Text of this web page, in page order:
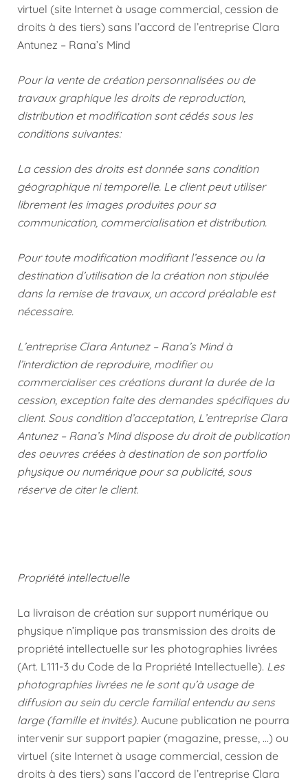
virtuel (site Internet à usage commercial, cession de
droits à des tiers) sans l’accord de l’entreprise Clara
Antunez – Rana’s Mind
Pour la vente de création personnalisées ou de
travaux graphique les droits de reproduction,
distribution et modification sont cédés sous les
conditions suivantes:
La cession des droits est donnée sans condition
géographique ni temporelle. Le client peut utiliser
librement les images produites pour sa
communication, commercialisation et distribution.
Pour toute modification modifiant l’essence ou la
destination d’utilisation de la création non stipulée
dans la remise de travaux, un accord préalable est
nécessaire.
L’entreprise Clara Antunez – Rana’s Mind à
l’interdiction de reproduire, modifier ou
commercialiser ces créations durant la durée de la
cession, exception faite des demandes spécifiques du
client. Sous condition d’acceptation, L’entreprise Clara
Antunez – Rana’s Mind dispose du droit de publication
des oeuvres créées à destination de son portfolio
physique ou numérique pour sa publicité, sous
réserve de citer le client.
Propriété intellectuelle
La livraison de création sur support numérique ou
physique n’implique pas transmission des droits de
propriété intellectuelle sur les photographies livrées
(Art. L111-3 du Code de la Propriété Intellectuelle). Les
photographies livrées ne le sont qu’à usage de
diffusion au sein du cercle familial entendu au sens
large (famille et invités). Aucune publication ne pourra
intervenir sur support papier (magazine, presse, …) ou
virtuel (site Internet à usage commercial, cession de
droits à des tiers) sans l’accord de l’entreprise Clara